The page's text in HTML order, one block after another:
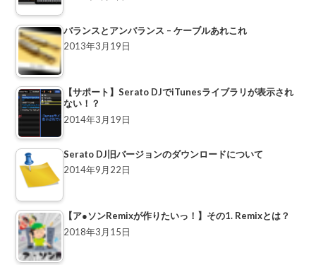
バランスとアンバランス – ケーブルあれこれ
2013年3月19日
【サポート】Serato DJでiTunesライブラリが表示され
ない！？
2014年3月19日
Serato DJ旧バージョンのダウンロードについて
2014年9月22日
【ア●ソンRemixが作りたいっ！】その1. Remixとは？
2018年3月15日